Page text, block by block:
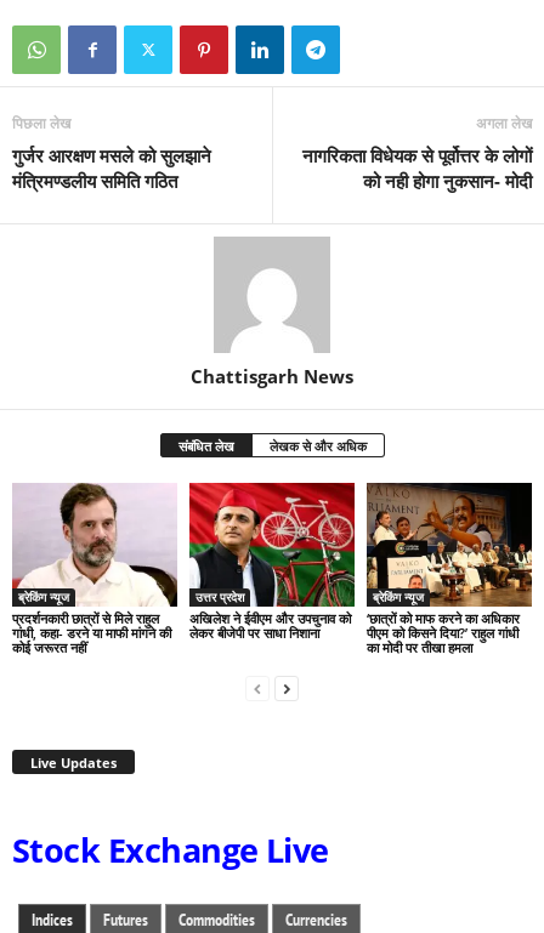
पिछला लेख
गुर्जर आरक्षण मसले को सुलझाने
मंत्रिमण्डलीय समिति गठित
अगला लेख
नागरिकता विधेयक से पूर्वोत्तर के लोगों
को नही होगा नुकसान- मोदी
Chattisgarh News
संबंधित लेख लेखक से और अधिक
ब्रेकिंग न्यूज
प्रदर्शनकारी छात्रों से मिले राहुल
गांधी, कहा- डरने या माफी मांगने की
कोई जरूरत नहीं
उत्तर प्रदेश
अखिलेश ने ईवीएम और उपचुनाव को
लेकर बीजेपी पर साधा निशाना
ब्रेकिंग न्यूज
‘छात्रों को माफ करने का अधिकार
पीएम को किसने दिया?’ राहुल गांधी
का मोदी पर तीखा हमला
Live Updates
Stock Exchange Live